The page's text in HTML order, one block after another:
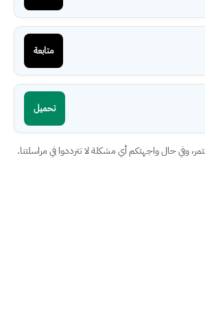
متابعة
تحميل
وفي حال واجهتكم أي مشكلة لا تترددوا في مراسلتنا.